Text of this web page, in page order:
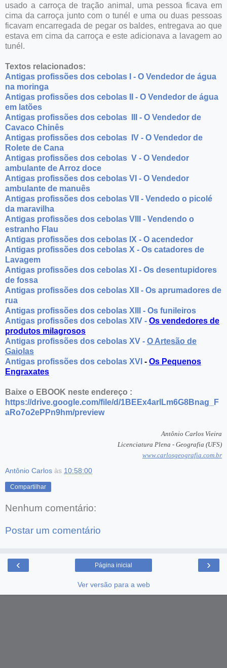
usado a carroça de tração animal, uma pessoa ficava em
cima da carroça junto com o tunél e uma ou duas pessoas
ficavam encarregada de pegar os baldes, entregava ao que
estava em cima da carroça e este adicionava a lavagem ao
tunél.
Textos relacionados:
Antigas profissões dos cebolas I - O Vendedor de água
na moringa
Antigas profissões dos cebolas II - O Vendedor de água
em latões
Antigas profissões dos cebolas III - O Vendedor de
Cavaco Chinês
Antigas profissões dos cebolas IV - O Vendedor de
Rolete de Cana
Antigas profissões dos cebolas V - O Vendedor
ambulante de Arroz doce
Antigas profissões dos cebolas VI - O Vendedor
ambulante de manuês
Antigas profissões dos cebolas VII - Vendedo o picolé
da maravilha
Antigas profissões dos cebolas VIII - Vendendo o
estranho Flau
Antigas profissões dos cebolas IX - O acendedor
Antigas profissões dos cebolas X - Os catadores de
Lavagem
Antigas profissões dos cebolas XI - Os desentupidores
de fossa
Antigas profissões dos cebolas XII - Os aprumadores de
rua
Antigas profissões dos cebolas XIII - Os funileiros
Antigas profissões dos cebolas XIV - Os vendedores de
produtos milagrosos
Antigas profissões dos cebolas XV - O Artesão de
Gaiolas
Antigas profissões dos cebolas XVI - Os Pequenos
Engraxates
Baixe o EBOOK neste endereço :
https://drive.google.com/file/d/1BEEx4arlLm6G8Bnag_F
aRo7o2ePPn9hm/preview
Antônio Carlos Vieira
Licenciatura Plena - Geografia (UFS)
www.carlosgeografia.com.br
Antônio Carlos às 10:58:00
Compartilhar
Nenhum comentário:
Postar um comentário
‹ ›
Página inicial
Ver versão para a web